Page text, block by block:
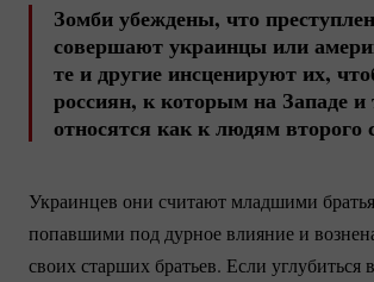
Зомби убеждены, что
совершают украинцы или
те и другие инсценируют их,
россиян, к которым на Западе и
относятся как к людям второго
Украинцев они считают младшими
попавшими под дурное влияние и
своих старших братьев. Если углубиться